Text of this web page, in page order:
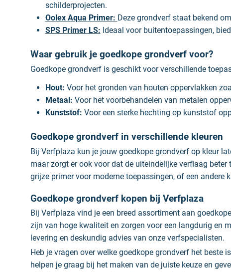
schilderprojecten.
Oolex Aqua Primer: Deze grondverf staat bekend
SPS Primer LS: Ideaal voor buitentoepassingen,
Waar gebruik je goedkope grondverf voor?
Goedkope grondverf is geschikt voor verschillende
Hout: Voor het gronden van houten oppervlakken
Metaal: Voor het voorbehandelen van metalen
Kunststof: Voor een sterke hechting op kunststof
Goedkope grondverf in verschillende kleuren
Bij Verfplaza kun je jouw goedkope grondverf op kleur
maar zorgt er ook voor dat de uiteindelijke verflaag
grijze primer voor moderne toepassingen, of een andere
Goedkope grondverf kopen bij Verfplaza
Bij Verfplaza vind je een breed assortiment aan
zijn van hoge kwaliteit en zorgen voor een langdurig en
levering en deskundig advies van onze verfspecialisten.
Heb je vragen over welke goedkope grondverf het beste
helpen je graag bij het maken van de juiste keuze en